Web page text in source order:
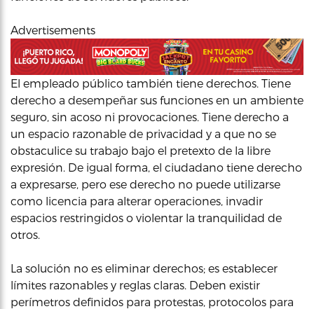
Advertisements
El empleado público también tiene derechos. Tiene
derecho a desempeñar sus funciones en un ambiente
seguro, sin acoso ni provocaciones. Tiene derecho a
un espacio razonable de privacidad y a que no se
obstaculice su trabajo bajo el pretexto de la libre
expresión. De igual forma, el ciudadano tiene derecho
a expresarse, pero ese derecho no puede utilizarse
como licencia para alterar operaciones, invadir
espacios restringidos o violentar la tranquilidad de
otros.
La solución no es eliminar derechos; es establecer
límites razonables y reglas claras. Deben existir
perímetros definidos para protestas, protocolos para